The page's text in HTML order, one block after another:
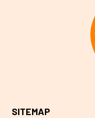
SITEMAP